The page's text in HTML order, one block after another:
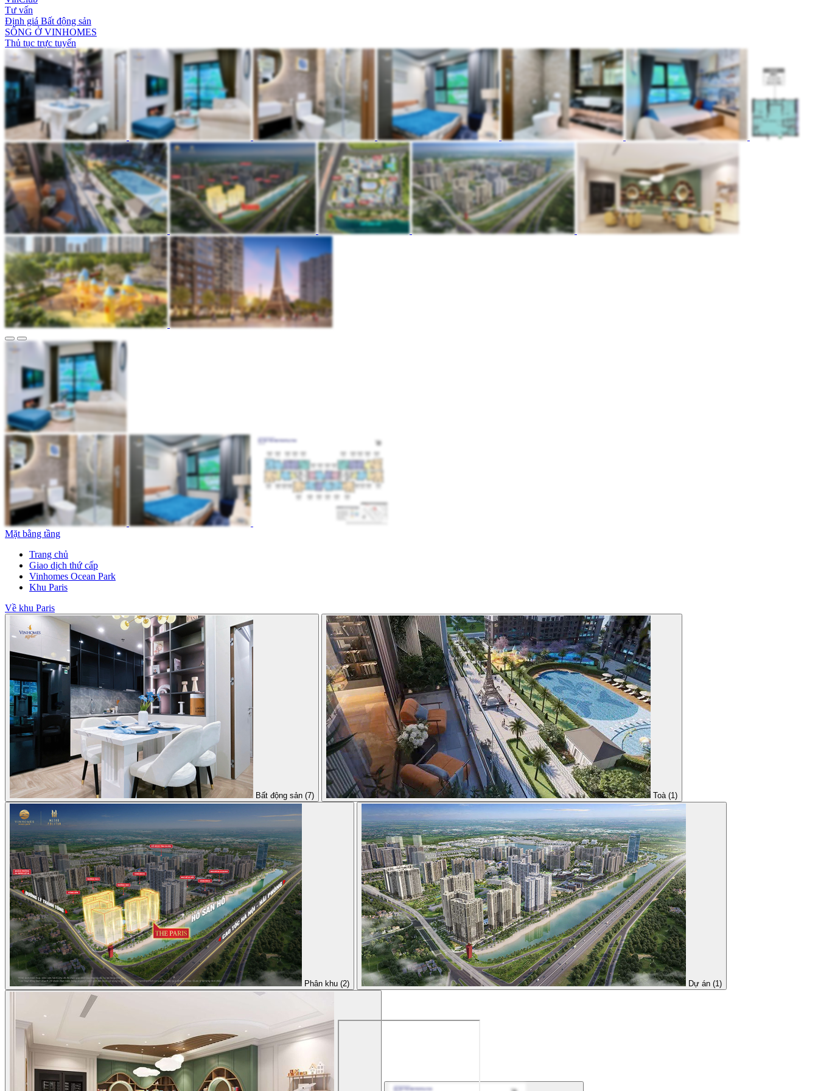
Tư vấn
Định giá Bất động sản
SỐNG Ở VINHOMES
Thủ tục trực tuyến
Mặt bằng tầng
Trang chủ
Giao dịch thứ cấp
Vinhomes Ocean Park
Khu Paris
Về khu Paris
Bất động sản (7) Toà (1)
Phân khu (2) Dự án (1)